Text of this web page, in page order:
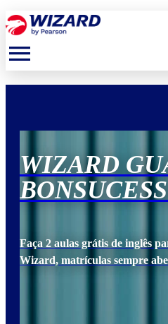
menu
WIZARD
Faça 2 aulas grátis de inglês
Wizard, matrículas sempre